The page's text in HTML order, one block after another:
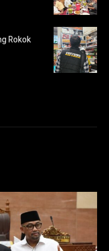
Rokok